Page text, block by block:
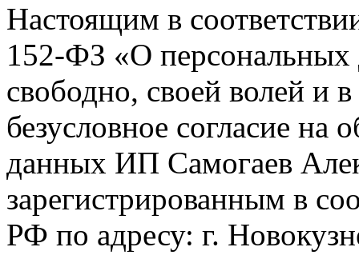
Настоящим в
152-ФЗ «О персональных
свободно, своей волей и
безусловное согласие на
данных ИП Самогаев
зарегистрированным в
РФ по адресу: г.